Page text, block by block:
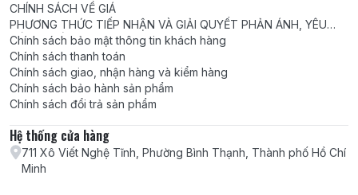
HÓA, DỊCH VỤ
CHÍNH SÁCH VỀ GIÁ
PHƯƠNG THỨC TIẾP NHẬN VÀ GIẢI QUYẾT PHẢN ÁNH, YÊU
CẦU, KHIẾU NẠI
Chính sách bảo mật thông tin khách hàng
Chính sách thanh toán
Chính sách giao, nhận hàng và kiểm hàng
Chính sách bảo hành sản phẩm
Chính sách đổi trả sản phẩm
Hệ thống cửa hàng
711 Xô Viết Nghệ Tĩnh, Phường Bình Thạnh, Thành phố Hồ Chí
Minh